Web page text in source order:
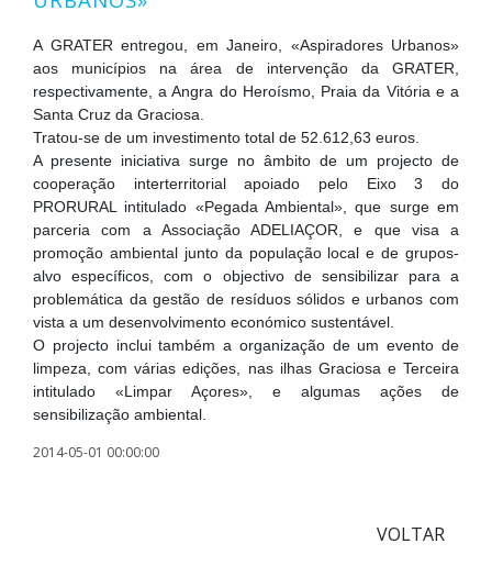
A GRATER entregou, em Janeiro, «Aspiradores Urbanos»
aos municípios na área de intervenção da GRATER,
respectivamente, a Angra do Heroísmo, Praia da Vitória e a
Santa Cruz da Graciosa.
Tratou-se de um investimento total de 52.612,63 euros.
A presente iniciativa surge no âmbito de um projecto de
cooperação interterritorial apoiado pelo Eixo 3 do
PRORURAL intitulado «Pegada Ambiental», que surge em
parceria com a Associação ADELIAÇOR, e que visa a
promoção ambiental junto da população local e de grupos-
alvo específicos, com o objectivo de sensibilizar para a
problemática da gestão de resíduos sólidos e urbanos com
vista a um desenvolvimento económico sustentável.
O projecto inclui também a organização de um evento de
limpeza, com várias edições, nas ilhas Graciosa e Terceira
intitulado «Limpar Açores», e algumas ações de
sensibilização ambiental.
2014-05-01 00:00:00
VOLTAR